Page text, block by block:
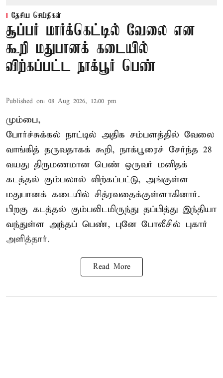
தேசிய செய்திகள்
சூப்பர் மார்க்கெட்டில் வேலை என
கூறி மதுபானக் கடையில்
விற்கப்பட்ட நாக்பூர் பெண்
Published on: 08 Aug 2026, 12:00 pm
மும்பை,
போர்ச்சுக்கல் நாட்டில் அதிக சம்பளத்தில் வேலை
வாங்கித் தருவதாகக் கூறி, நாக்பூரைச் சேர்ந்த 28
வயது திருமணமான பெண் ஒருவர் மனிதக்
கடத்தல் கும்பலால் விற்கப்பட்டு, அங்குள்ள
மதுபானக் கடையில் சித்ரவதைக்குள்ளாகினார்.
பிறகு கடத்தல் கும்பலிடமிருந்து தப்பித்து இந்தியா
வந்துள்ள அந்தப் பெண், புனே போலீசில் புகார்
அளித்தார்.
Read More